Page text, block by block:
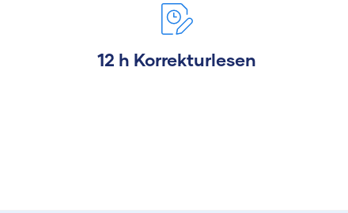
12 h Korrekturlesen